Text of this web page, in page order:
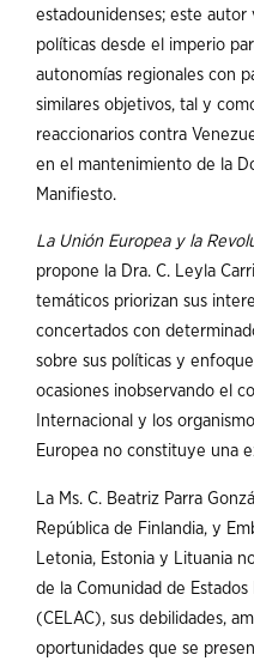
estadounidenses; este autor
políticas desde el imperio
autonomías regionales con
similares objetivos, tal y
reaccionarios contra
en el mantenimiento de la
Manifiesto.
La Unión Europea y la Rev
propone la Dra. C. Leyla
temáticos priorizan sus
concertados con
sobre sus políticas y
ocasiones inobservando el
Internacional y los
Europea no constituye una
La Ms. C. Beatriz Parra
República de Finlandia, y
Letonia, Estonia y Lituania
de la Comunidad de
(CELAC), sus debilidades,
oportunidades que se